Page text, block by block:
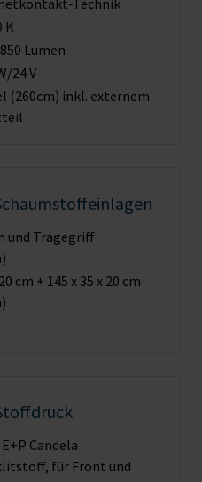
Technik
K
Lumen
24 V
(260cm) inkl. externem
und Tragegriff
cm + 145 x 35 x 20 cm
E+P Candela
für Front und